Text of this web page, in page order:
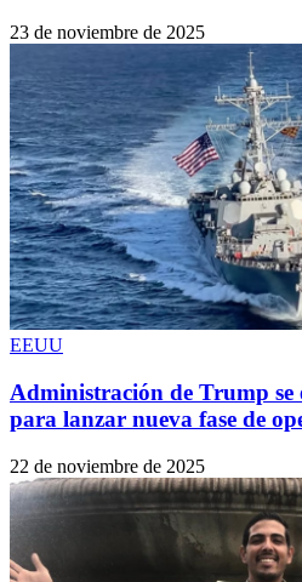
23 de noviembre de 2025
EEUU
Administración de Trump se
para lanzar nueva fase de
22 de noviembre de 2025